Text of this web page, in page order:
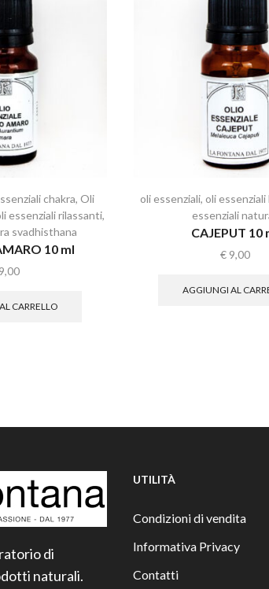
chakra, Oli
essenziali rilassanti,
svadhisthana
10 ml
CARRELLO
oli essenziali, oli essenziali
essenziali
CAJEPUT 10
€ 9,00
AGGIUNGI AL
di
naturali.
UTILITÀ
Condizioni di vendita
Informativa Privacy
Contatti